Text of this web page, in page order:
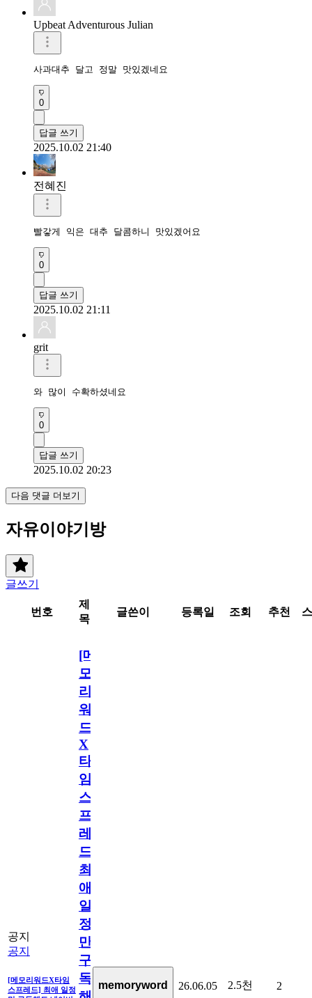
Upbeat Adventurous Julian
사과대추 달고 정말 맛있겠네요
0
답글 쓰기
2025.10.02 21:40
전혜진
빨갛게 익은 대추 달콤하니 맛있겠어요
0
답글 쓰기
2025.10.02 21:11
grit
와 많이 수확하셨네요
0
답글 쓰기
2025.10.02 20:23
다음 댓글 더보기
자유이야기방
글쓰기
번호
제
목
글쓴이 등록일 조회 추천
공지
공지
[메모리워드X타임
스프레드] 최애 일정
[메
모
리
워
드
X
타
임
스
프
레
드]
최
애
일
정
만
구
독
memoryword 26.06.05 2.5천 2